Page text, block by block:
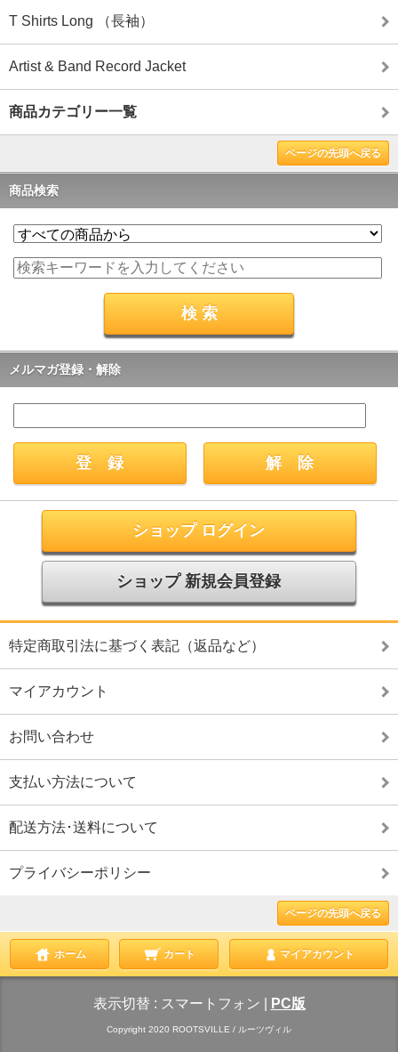
T Shirts Long （長袖）
Artist & Band Record Jacket
商品カテゴリー一覧
ページの先頭へ戻る
商品検索
メルマガ登録・解除
ショップ ログイン
ショップ 新規会員登録
特定商取引法に基づく表記（返品など）
マイアカウント
お問い合わせ
支払い方法について
配送方法･送料について
プライバシーポリシー
ページの先頭へ戻る
ホーム カート マイアカウント
表示切替 : スマートフォン PC版
Copyright 2020 ROOTSVILLE / ルーツヴィル